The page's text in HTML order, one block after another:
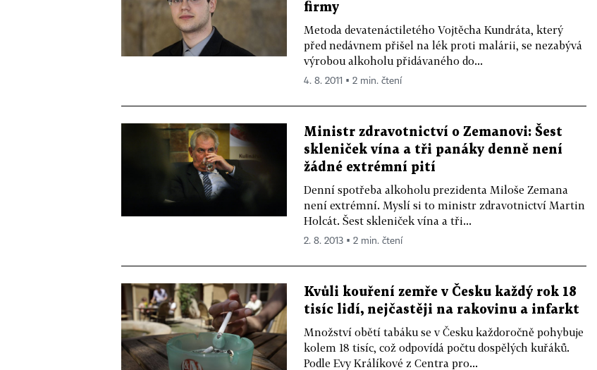
firmy
Metoda devatenáctiletého Vojtěcha Kundráta, který
před nedávnem přišel na lék proti malárii, se nezabývá
výrobou alkoholu přidávaného do...
4. 8. 2011 ▪ 2 min. čtení
Ministr zdravotnictví o Zemanovi: Šest
skleniček vína a tři panáky denně není
žádné extrémní pití
Denní spotřeba alkoholu prezidenta Miloše Zemana
není extrémní. Myslí si to ministr zdravotnictví Martin
Holcát. Šest skleniček vína a tři...
2. 8. 2013 ▪ 2 min. čtení
Kvůli kouření zemře v Česku každý rok 18
tisíc lidí, nejčastěji na rakovinu a infarkt
Množství obětí tabáku se v Česku každoročně pohybuje
kolem 18 tisíc, což odpovídá počtu dospělých kuřáků.
Podle Evy Králíkové z Centra pro...